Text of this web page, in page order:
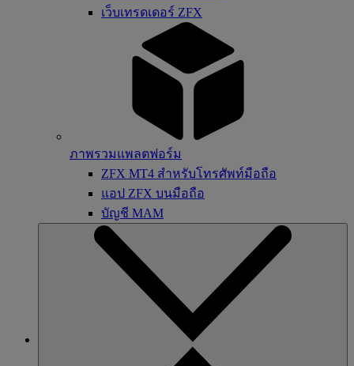
เว็บเทรดเดอร์ ZFX
ภาพรวมแพลตฟอร์ม
ZFX MT4 สำหรับโทรศัพท์มือถือ
แอป ZFX บนมือถือ
บัญชี MAM